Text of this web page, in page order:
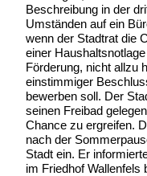
Beschreibung in der
Umständen auf ein
wenn der Stadtrat die
einer
Förderung, nicht allzu
einstimmiger
bewerben soll. Der
seinen Freibad
Chance zu ergreifen.
nach der
Stadt ein. Er
im Friedhof Wallenfels